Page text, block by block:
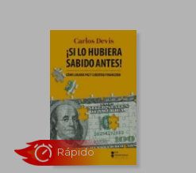
45%